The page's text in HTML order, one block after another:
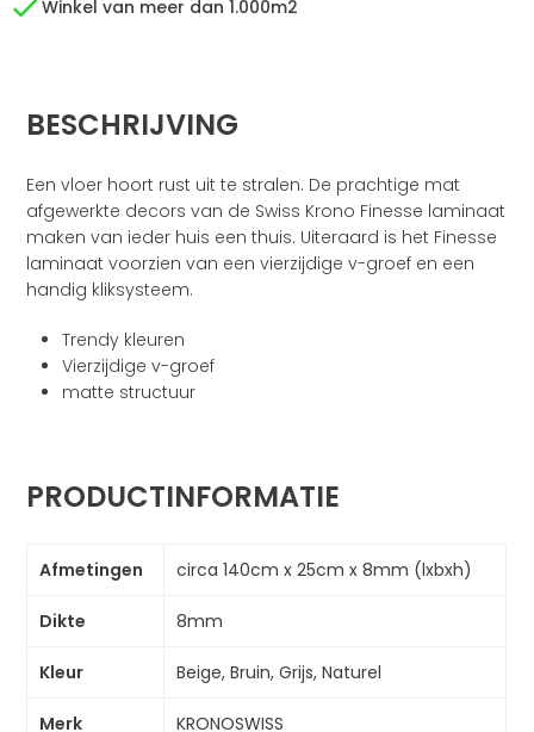
Winkel van meer dan 1.000m2
BESCHRIJVING
Een vloer hoort rust uit te stralen. De prachtige mat
afgewerkte decors van de Swiss Krono Finesse laminaat
maken van ieder huis een thuis. Uiteraard is het Finesse
laminaat voorzien van een vierzijdige v-groef en een
handig kliksysteem.
Trendy kleuren
Vierzijdige v-groef
matte structuur
PRODUCTINFORMATIE
Afmetingen circa 140cm x 25cm x 8mm (lxbxh)
Dikte 8mm
Kleur Beige, Bruin, Grijs, Naturel
Merk KRONOSWISS